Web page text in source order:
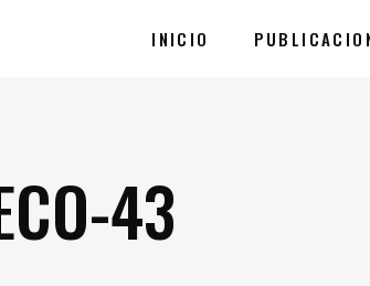
INICIO
43